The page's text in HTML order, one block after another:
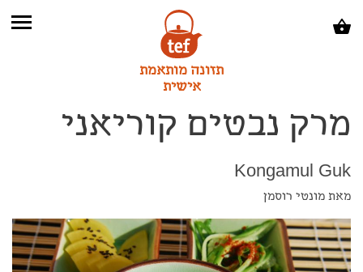
תזונה מותאמת
אישית
מרק נבטים קוריאני
Kongamul Guk
מאת מונטי רוסמן